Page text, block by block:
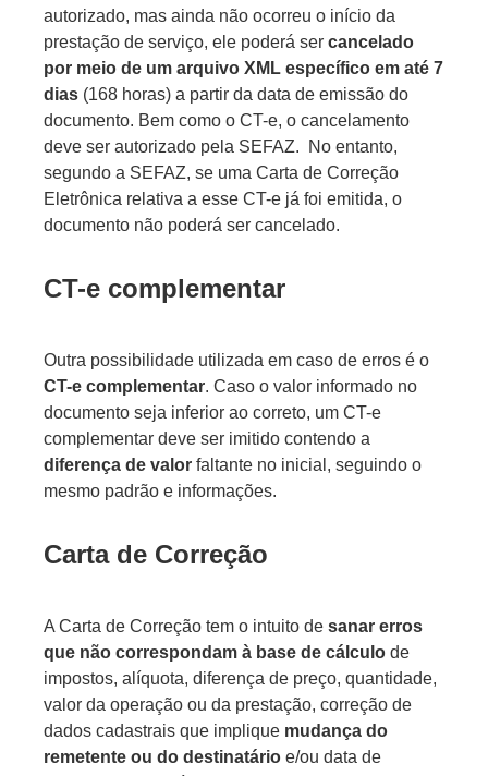
autorizado, mas ainda não ocorreu o início da
prestação de serviço, ele poderá ser cancelado
por meio de um arquivo XML específico em até 7
dias (168 horas) a partir da data de emissão do
documento. Bem como o CT-e, o cancelamento
deve ser autorizado pela SEFAZ. No entanto,
segundo a SEFAZ, se uma Carta de Correção
Eletrônica relativa a esse CT-e já foi emitida, o
documento não poderá ser cancelado.
CT-e complementar
Outra possibilidade utilizada em caso de erros é o
CT-e complementar. Caso o valor informado no
documento seja inferior ao correto, um CT-e
complementar deve ser imitido contendo a
diferença de valor faltante no inicial, seguindo o
mesmo padrão e informações.
Carta de Correção
A Carta de Correção tem o intuito de sanar erros
que não correspondam à base de cálculo de
impostos, alíquota, diferença de preço, quantidade,
valor da operação ou da prestação, correção de
dados cadastrais que implique mudança do
remetente ou do destinatário e/ou data de